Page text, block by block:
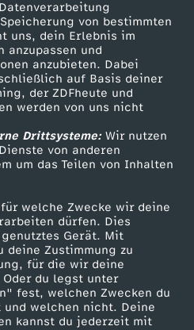
von bestimmten
uns, dein Erlebnis im
anzupassen und
anzubieten. Dabei
auf Basis deiner
der ZDFheute und
werden von uns nicht
Drittsysteme:Wir nutzen
von anderen
um das Teilen von Inhalten
welche Zwecke wir deine
dürfen. Dies
Gerät. Mit
Zustimmung zu
für die wir deine
du legst unter
fest, welchen Zwecken du
welchen nicht. Deine
kannst du jederzeit mit
Zuschauerservice
Hilfe